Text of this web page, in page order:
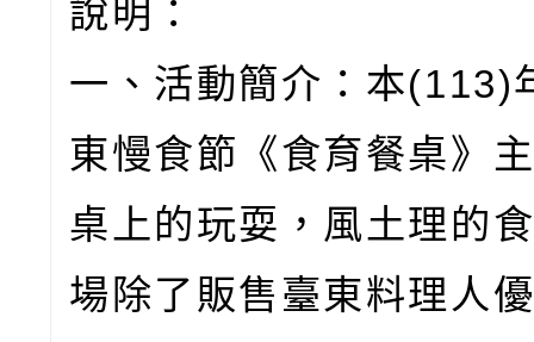
說明：
一、活動簡介：本(113)
東慢食節《食育餐桌》
桌上的玩耍，風土理的
場除了販售臺東料理人